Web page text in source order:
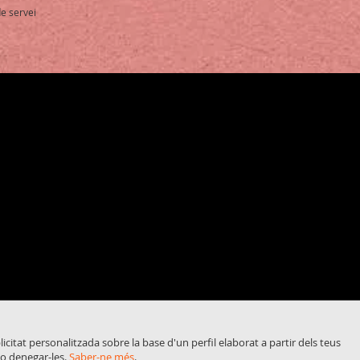
personalitzada sobre la base d'un perfil elaborat a partir dels teus
denegar-les.Saber-ne més.
servei